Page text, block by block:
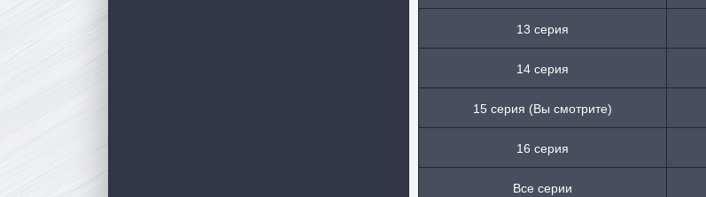
13 серия
14 серия
15 серия (Вы смотрите)
16 серия
Все серии